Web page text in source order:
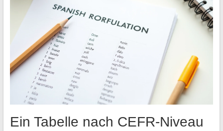
Ein Tabelle nach CEFR-Niveau